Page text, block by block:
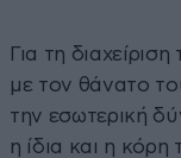
Για τη
με τον θάνατο
την εσωτερική
η ίδια και η κόρη